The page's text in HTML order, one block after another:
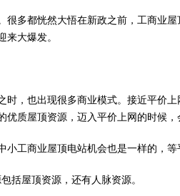
都恍然大悟在新政之前，工商业
来大爆发。
，也出现很多商业模式。接近平价
质屋顶资源，迈入平价上网的时候，
商业屋顶电站机会也是一样的，等
屋顶资源，还有人脉资源。